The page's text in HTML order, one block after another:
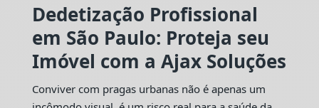
Dedetização Profissional
em São Paulo: Proteja seu
Imóvel com a Ajax Soluções
Conviver com pragas urbanas não é apenas um